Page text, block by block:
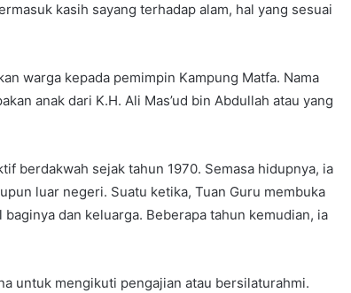
kasih sayang terhadap alam, hal yang sesuai
warga kepada pemimpin Kampung Matfa. Nama
anak dari K.H. Ali Mas’ud bin Abdullah atau yang
berdakwah sejak tahun 1970. Semasa hidupnya, ia
luar negeri. Suatu ketika, Tuan Guru membuka
dan keluarga. Beberapa tahun kemudian, ia
untuk mengikuti pengajian atau bersilaturahmi.